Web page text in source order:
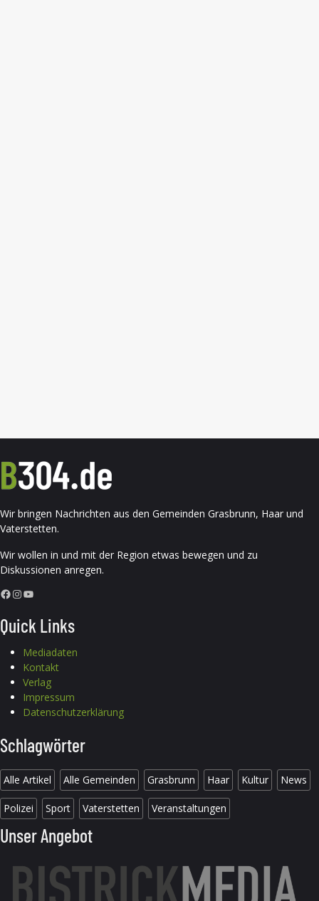
Wir bringen Nachrichten aus den Gemeinden Grasbrunn, Haar und
Vaterstetten.
Wir wollen in und mit der Region etwas bewegen und zu
Diskussionen anregen.
Facebook InstagramYouTube
Quick Links
Mediadaten
Kontakt
Verlag
Impressum
Datenschutzerklärung
Schlagwörter
Alle Artikel Alle Gemeinden Grasbrunn Haar Kultur News
Polizei Sport Vaterstetten Veranstaltungen
Unser Angebot